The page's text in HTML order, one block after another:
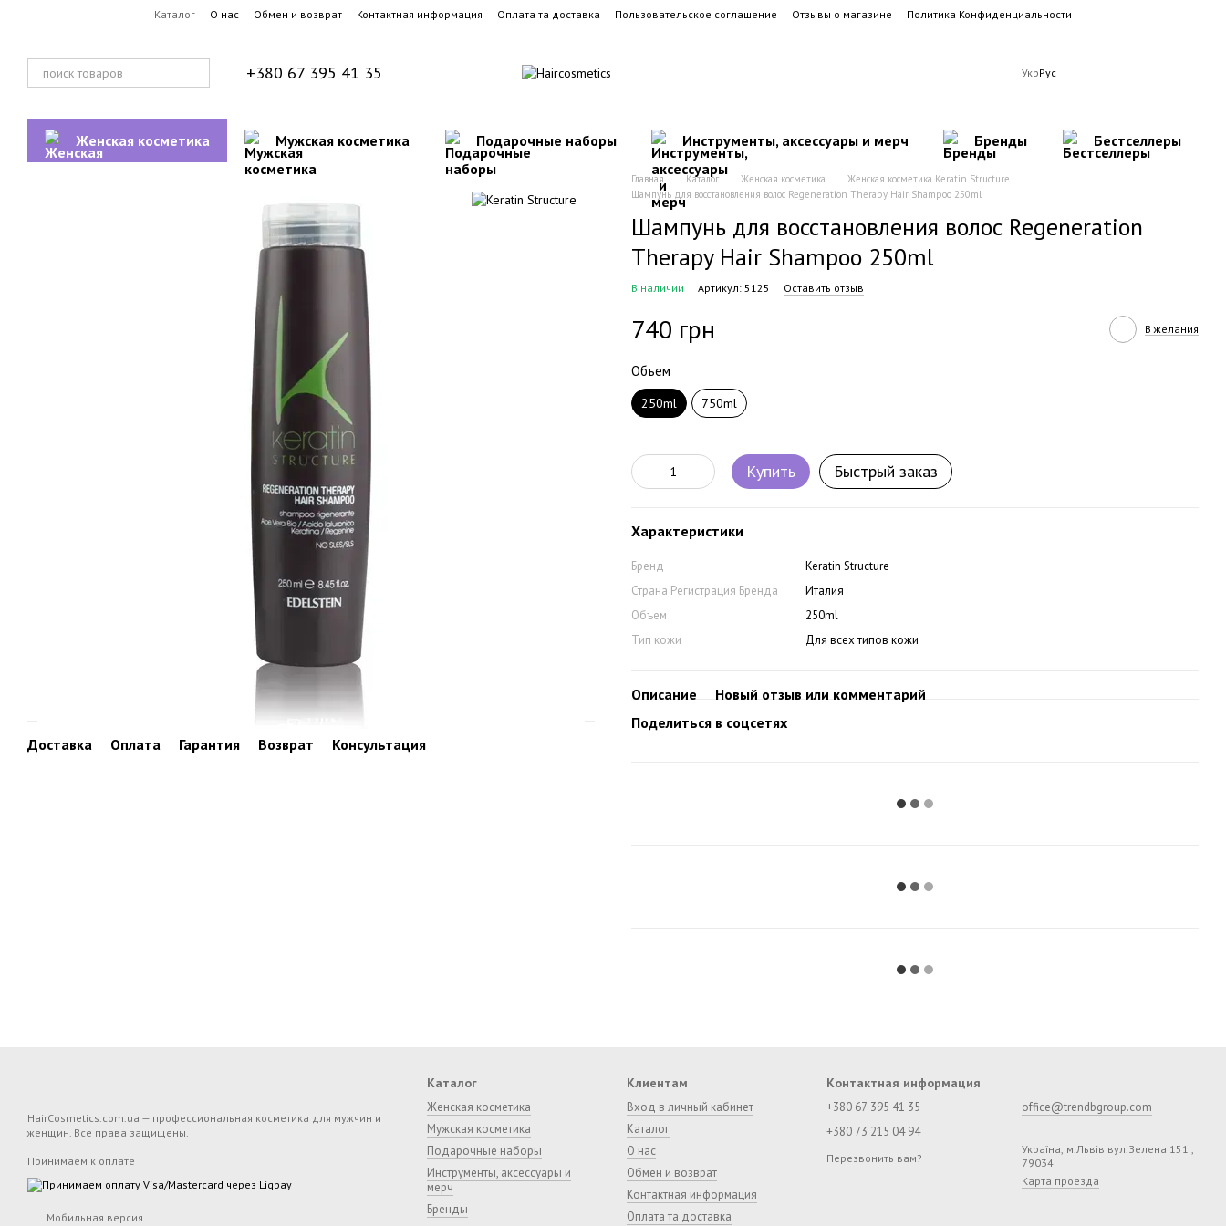
Перейти к основному контенту
Каталог О нас Обмен и возврат Контактная информация Оплата та доставка Пользовательское соглашение Отзывы о магазине Политика Конфиденциальности
+380 67 395 41 35 УкрРус
Женская косметика Мужская косметика Подарочные наборы Инструменты, аксессуары и мерч Бренды Бестселлеры
Доставка Оплата Гарантия Возврат Консультация
Главная Каталог Женская косметика
Женская косметика Keratin Structure
Шампунь для восстановления волос Regeneration Therapy Hair Shampoo 250ml
Шампунь для восстановления волос Regeneration
Therapy Hair Shampoo 250ml
В наличии Артикул: 5125 Оставить отзыв
740 грн В желания
Объем
250ml 750ml
Купить Быстрый заказ
Характеристики
Бренд
Keratin Structure
Страна Регистрация Бренда
Италия
Объем
250ml
Тип кожи
Для всех типов кожи
Описание
Новый отзыв или комментарий
Поделиться в соцсетях
HairCosmetics.com.ua — профессиональная косметика для мужчин и
женщин. Все права защищены.
Принимаем к оплате
Мобильная версия
Каталог
Женская косметика
Мужская косметика
Подарочные наборы
Инструменты, аксессуары и
мерч
Бренды
Клиентам
Вход в личный кабинет
Каталог
О нас
Обмен и возврат
Контактная информация
Оплата та доставка
Контактная информация
+380 67 395 41 35
+380 73 215 04 94
Перезвонить вам?
office@trendbgroup.com
Україна, м.Львів вул.Зелена 151 ,
79034
Карта проезда